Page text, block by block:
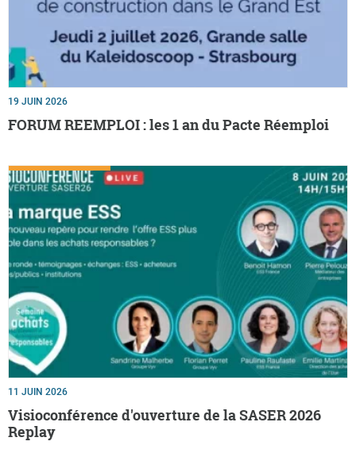
19 JUIN 2026
FORUM REEMPLOI : les 1 an du Pacte Réemploi
11 JUIN 2026
Visioconférence d'ouverture de la SASER 2026
Replay